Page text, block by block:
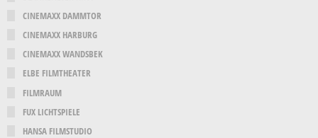
CINEMAXX DAMMTOR
CINEMAXX HARBURG
CINEMAXX WANDSBEK
ELBE FILMTHEATER
FILMRAUM
FUX LICHTSPIELE
HANSA FILMSTUDIO